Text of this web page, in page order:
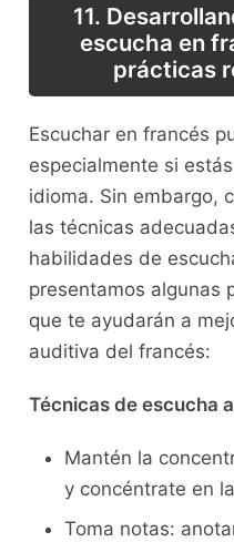
11.⁣
escucha ⁣en
prácticas
Escuchar en francés
especialmente si
idioma. Sin embargo,
las técnicas
habilidades‌ de
presentamos ⁣algunas
que te ayudarán a
⁤auditiva del francés:
Técnicas‍ de escucha
Mantén la
y concéntrate⁣ en
Toma notas: